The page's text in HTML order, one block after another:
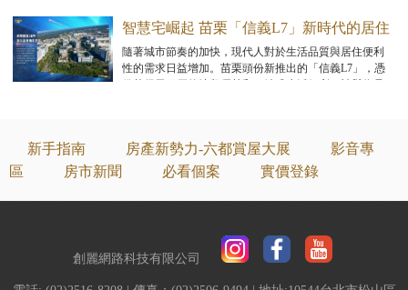
來可期。
智慧宅崛起 苗栗「信義L7」新時代的居住
藝術
隨著城市節奏的加快，現代人對於生活品質與居住便利
性的需求日益增加。苗栗頭份新推出的「信義L7」，憑
借其得天獨厚的地段優勢和一站式生活便利，被譽為是
新手指南 房產新勢力-六都賞屋大展
影音專
區
房市新聞 必看個案 實價登錄
創麗網路科技有限公司